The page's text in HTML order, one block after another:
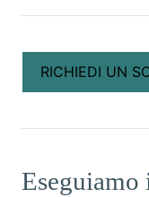
RICHIEDI UN
Eseguiamo